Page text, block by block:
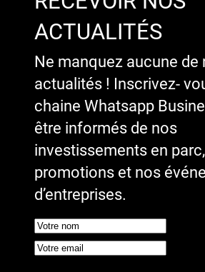
ACTUALITÉS
Ne manquez aucune de
actualités ! Inscrivez-
chaine Whatsapp
être informés de nos
investissements en
promotions et nos
d’entreprises.